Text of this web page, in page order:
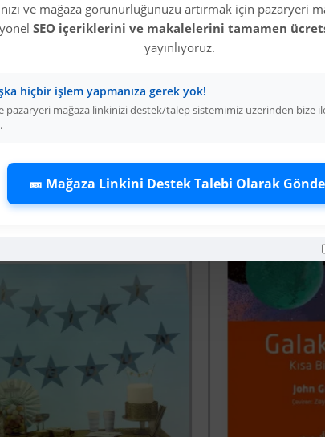
ve mağaza görünürlüğünüzü artırmak için pazaryeri
SEO içeriklerini ve makalelerini tamamen
yayınlıyoruz.
hiçbir işlem yapmanıza gerek yok!
pazaryeri mağaza linkinizi destek/talep sistemimiz üzerinden bize
🎫 Mağaza Linkini Destek Talebi Olarak
Boyaya uygun
fırçalar
Diğer Kategori Ürünleri